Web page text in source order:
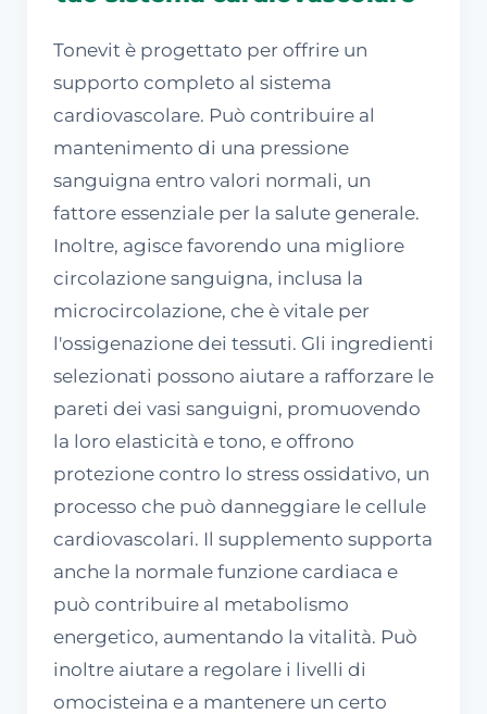
Tonevit è progettato per offrire un
supporto completo al sistema
cardiovascolare. Può contribuire al
mantenimento di una pressione
sanguigna entro valori normali, un
fattore essenziale per la salute generale.
Inoltre, agisce favorendo una migliore
circolazione sanguigna, inclusa la
microcircolazione, che è vitale per
l'ossigenazione dei tessuti. Gli ingredienti
selezionati possono aiutare a rafforzare le
pareti dei vasi sanguigni, promuovendo
la loro elasticità e tono, e offrono
protezione contro lo stress ossidativo, un
processo che può danneggiare le cellule
cardiovascolari. Il supplemento supporta
anche la normale funzione cardiaca e
può contribuire al metabolismo
energetico, aumentando la vitalità. Può
inoltre aiutare a regolare i livelli di
omocisteina e a mantenere un certo